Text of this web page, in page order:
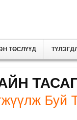
ТӨСЛҮҮД
Буй